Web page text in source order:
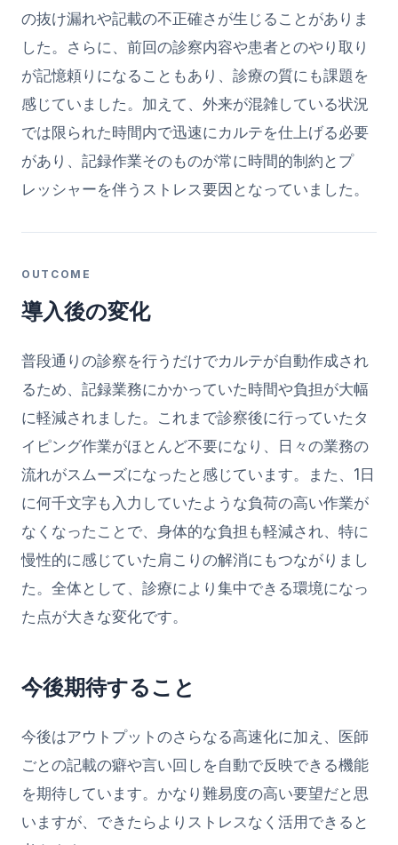
の抜け漏れや記載の不正確さが生じることがありま
した。さらに、前回の診察内容や患者とのやり取り
が記憶頼りになることもあり、診療の質にも課題を
感じていました。加えて、外来が混雑している状況
では限られた時間内で迅速にカルテを仕上げる必要
があり、記録作業そのものが常に時間的制約とプ
レッシャーを伴うストレス要因となっていました。
OUTCOME
導入後の変化
普段通りの診察を行うだけでカルテが自動作成され
るため、記録業務にかかっていた時間や負担が大幅
に軽減されました。これまで診察後に行っていたタ
イピング作業がほとんど不要になり、日々の業務の
流れがスムーズになったと感じています。また、1日
に何千文字も入力していたような負荷の高い作業が
なくなったことで、身体的な負担も軽減され、特に
慢性的に感じていた肩こりの解消にもつながりまし
た。全体として、診療により集中できる環境になっ
た点が大きな変化です。
今後期待すること
今後はアウトプットのさらなる高速化に加え、医師
ごとの記載の癖や言い回しを自動で反映できる機能
を期待しています。かなり難易度の高い要望だと思
いますが、できたらよりストレスなく活用できると